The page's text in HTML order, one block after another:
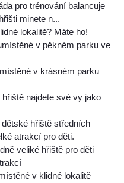
pro trénování balancuje
minete n...
lokalitě? Máte ho!
v pěkném parku ve
v krásném parku
najdete své vy jako
hřiště středních
atrakcí pro děti.
veliké hřiště pro děti
v klidné lokalitě